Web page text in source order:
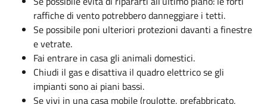
raffiche di vento potrebbero danneggiare i tetti.
Se possibile poni ulteriori protezioni davanti a finestre
e vetrate.
Fai entrare in casa gli animali domestici.
Chiudi il gas e disattiva il quadro elettrico se gli
impianti sono ai piani bassi.
Se vivi in una casa mobile (roulotte, prefabbricato,